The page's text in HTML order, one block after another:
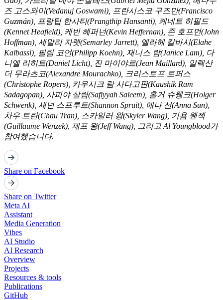
즈 고스와미(Vedanuj Goswami), 프란시스코 구즈만(Francisco
Guzmán), 프랑팁 한사티(Prangthip Hansanti), 케네트 히필드
(Kennet Heafield), 케빈 헤퍼넌(Kevin Heffernan), 존 호프먼(John
Hoffman), 세말리 자렛(Semarley Jarrett), 엘라헤 칼바시(Elahe
Kalbassi), 필립 코언(Philipp Koehn), 재니스 람(Janice Lam), 다
니엘 리히트(Daniel Licht), 진 마이야르(Jean Maillard), 알렉산
더 무라츠코(Alexandre Mourachko), 크리스토프 로퍼스
(Christophe Ropers), 카우시크 람 사다고판(Kaushik Ram
Sadagopan), 사피야 살림(Safiyyah Saleem), 홀거 슈웽크(Holger
Schwenk), 섀넌 스프루트(Shannon Spruit), 애나 선(Anna Sun),
차우 트란(Chau Tran), 스카일러 왕(Skyler Wang), 기욤 웬젝
(Guillaume Wenzek), 제프 왕(Jeff Wang), 그리고 Al Youngblood가
참여했습니다.
Share on Facebook
Share on Twitter
Meta AI
Assistant
Media Generation
Vibes
AI Studio
AI Research
Overview
Projects
Resources & tools
Publications
GitHub